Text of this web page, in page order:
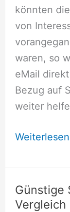
könnten
von
waren, so
eMail
Bezug auf
weiter
Günstige
Vergleich